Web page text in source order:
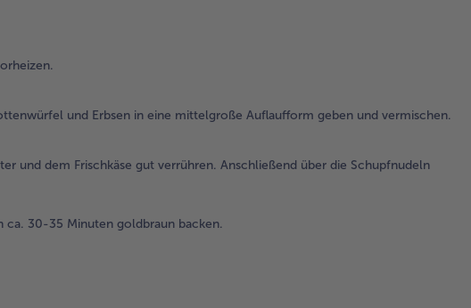
und Erbsen in eine mittelgroße Auflaufform geben und vermischen.
und dem Frischkäse gut verrühren. Anschließend über die Schupfnudeln
ca. 30-35 Minuten goldbraun backen.